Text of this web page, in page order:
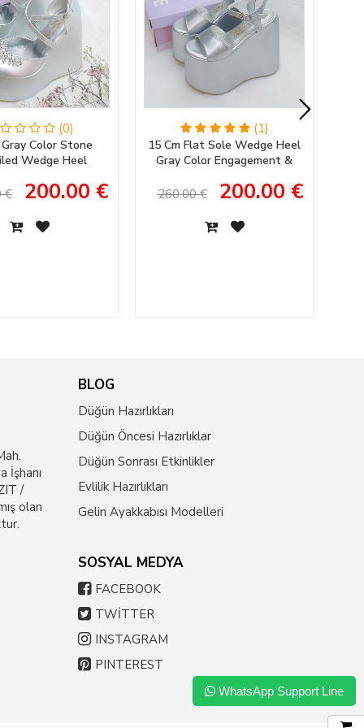
(0)
Gray Color Stone
Wedge Heel
Evening Dress
€ 200.00 €
(1)
15 Cm Flat Sole Wedge Heel
Gray Color Engagement &
260.00 € 200.00 €
İşhanı
/
olan
BLOG
Düğün Hazırlıkları
Düğün Öncesi Hazırlıklar
Düğün Sonrası Etkinlikler
Evlilik Hazırlıkları
Gelin Ayakkabısı Modelleri
SOSYAL MEDYA
FACEBOOK
TWİTTER
INSTAGRAM
PINTEREST
WhatsApp Support Line